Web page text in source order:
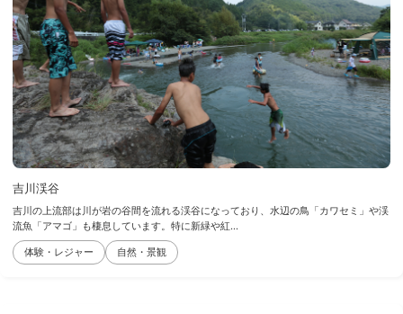
吉川渓谷
吉川の上流部は川が岩の谷間を流れる渓谷になっており、水辺の鳥「カワセミ」や渓
流魚「アマゴ」も棲息しています。特に新緑や紅...
体験・レジャー 自然・景観